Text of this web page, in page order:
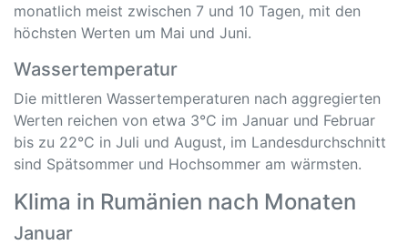
monatlich meist zwischen 7 und 10 Tagen, mit den
höchsten Werten um Mai und Juni.
Wassertemperatur
Die mittleren Wassertemperaturen nach aggregierten
Werten reichen von etwa 3°C im Januar und Februar
bis zu 22°C in Juli und August, im Landesdurchschnitt
sind Spätsommer und Hochsommer am wärmsten.
Klima in Rumänien nach Monaten
Januar